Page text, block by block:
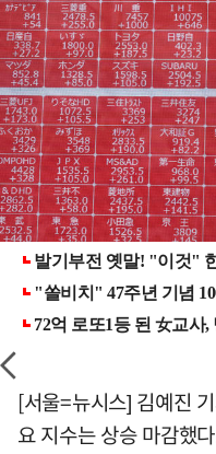
[서울=뉴시스] 김예진
요 지수는 상승 마감했